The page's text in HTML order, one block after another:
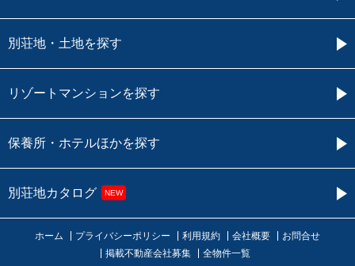
別荘地・土地を探す
リゾートマンションを探す
保養所・ホテルほかを探す
別荘地カタログ NEW
ホーム プライバシーポリシー 利用規約 会社概要
お問合せ
掲載不動産会社募集
全物件一覧